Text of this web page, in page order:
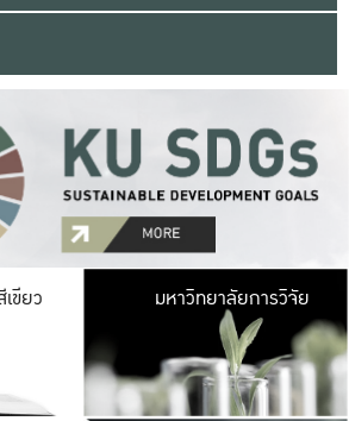
ขียว มหาวิ
มีพื้นที่เขียวสดใส
เป็นป่าในเมือง เกษต
มหาวิทยาลัยการวิจัย